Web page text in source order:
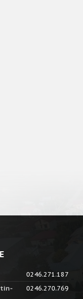
0246.271.187
0246.270.769